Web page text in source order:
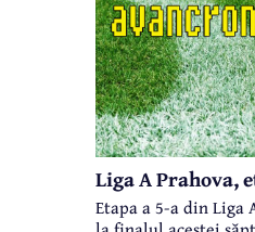
Liga A Prahova,
Etapa a 5-a din Liga